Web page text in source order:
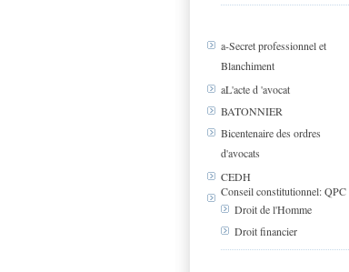
a-Secret professionnel et
Blanchiment
aL'acte d 'avocat
BATONNIER
Bicentenaire des ordres
d'avocats
CEDH
Conseil constitutionnel: QPC
Droit de l'Homme
Droit financier